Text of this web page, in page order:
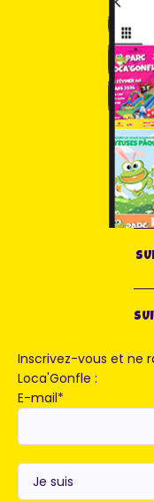
Inscrivez-vous et ne
Loca'Gonfle :
E-mail*
Je
suis*